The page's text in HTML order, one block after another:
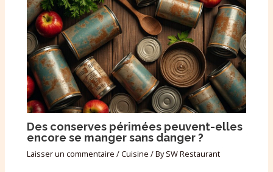
Des conserves périmées peuvent-elles
encore se manger sans danger ?
Laisser un commentaire /Cuisine / BySW Restaurant